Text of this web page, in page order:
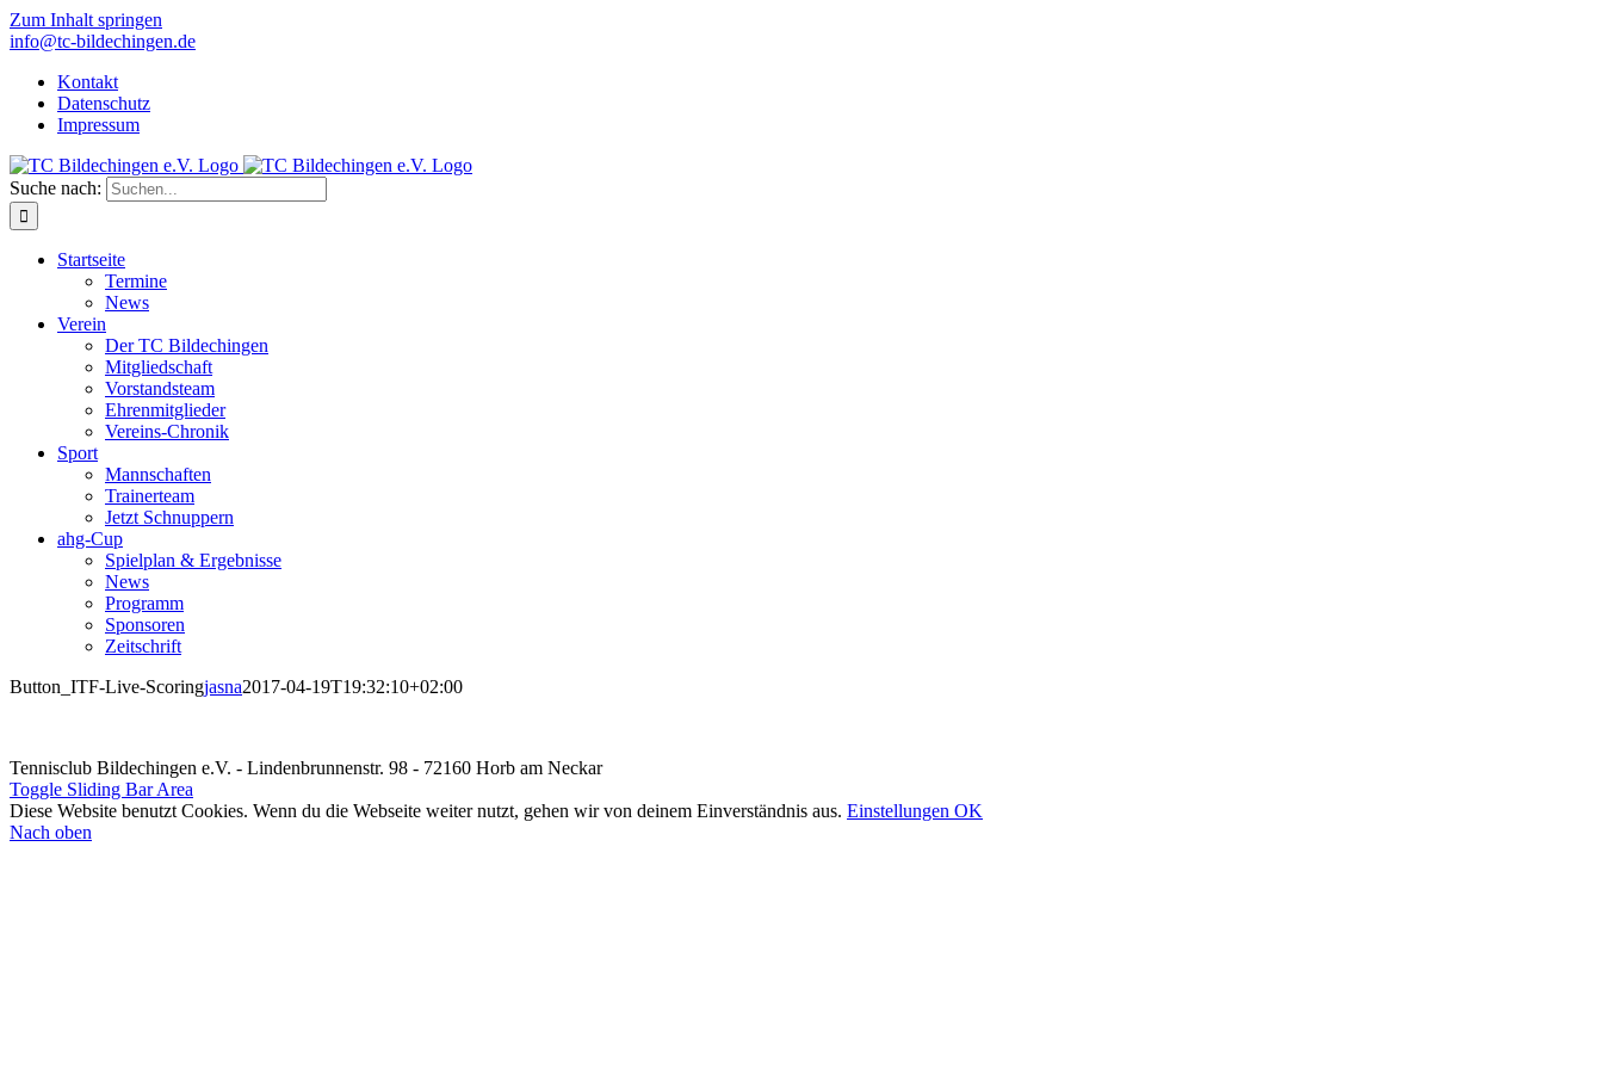
Zum Inhalt springen
info@tc-bildechingen.de
Kontakt
Datenschutz
Impressum
Suche nach:
Startseite
Termine
News
Verein
Der TC Bildechingen
Mitgliedschaft
Vorstandsteam
Ehrenmitglieder
Vereins-Chronik
Sport
Mannschaften
Trainerteam
Jetzt Schnuppern
ahg-Cup
Spielplan & Ergebnisse
News
Programm
Sponsoren
Zeitschrift
Button_ITF-Live-Scoringjasna2017-04-19T19:32:10+02:00
Tennisclub Bildechingen e.V. - Lindenbrunnenstr. 98 - 72160 Horb am Neckar
Toggle Sliding Bar Area
Diese Website benutzt Cookies. Wenn du die Webseite weiter nutzt, gehen wir von deinem Einverständnis aus. Einstellungen OK
Nach oben